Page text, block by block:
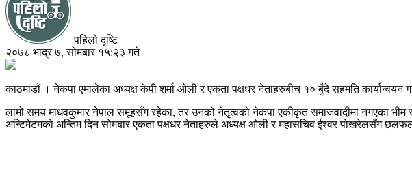
पहिलो दृष्टि
२०७८ भाद्र ७, सोमबार १५:२३ गते
काठमाडौं । नेकपा एमालेका अध्यक्ष केपी शर्मा ओली र एकता पक्षधर नेताहरुबीच १० बुँदे सहमति कार्यान्वयन
लामो समय माधवकुमार नेपाल समूहसँग रहेका, तर उनको नेतृत्वको नेकपा एकीकृत समाजवादीमा नगएका भीम
अन्टिमेटमको अन्तिम दिन सोमबार एकता पक्षधर नेताहरुले अध्यक्ष ओली र महासचिव ईश्वर पोखरेलसँग